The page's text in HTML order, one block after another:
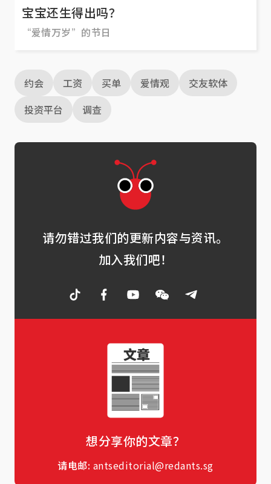
宝宝还生得出吗？
“爱情万岁”的节日
约会 工资 买单 爱情观
交友软体
投资平台
调查
请勿错过我们的更新内容与资讯。
加入我们吧！
想分享你的文章？
请电邮: antseditorial@redants.sg